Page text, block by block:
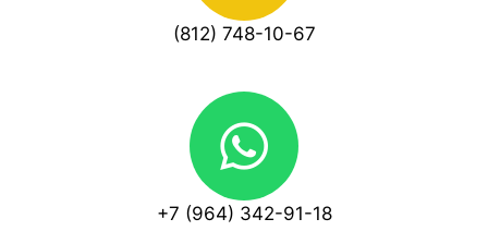
(812) 748-10-67
+7 (964) 342-91-18